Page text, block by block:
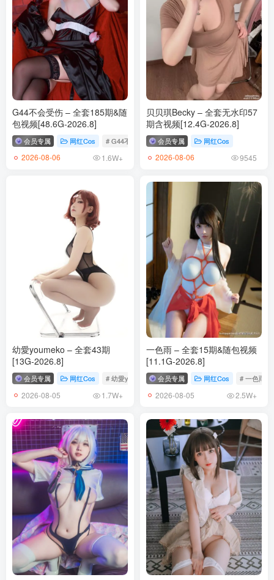
G44不会受伤 – 全套185期&随
包视频[48.6G-2026.8]
会员专属 网红Cos # G44不会受伤
2026-08-06 1.6W+
贝贝琪Becky – 全套无水印57
期含视频[12.4G-2026.8]
会员专属 网红Cos
2026-08-06 9545
幼愛youmeko – 全套43期
[13G-2026.8]
会员专属 网红Cos # 幼愛youmeko
2026-08-05 1.7W+
一色雨 – 全套15期&随包视频
[11.1G-2026.8]
会员专属 网红Cos # 一色雨
2026-08-05 2.5W+